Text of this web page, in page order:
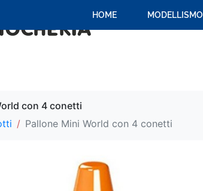
HOME MODELLISMO
con 4 conetti
Pallone Mini World con 4 conetti